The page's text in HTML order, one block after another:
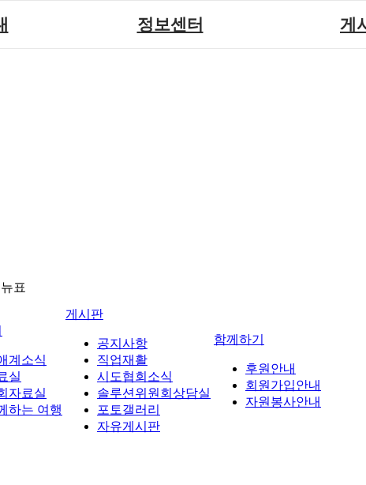
사업
정보센터 게
표
계소식
실
자료실
하는 여행
게시판
공지사항
직업재활
시도협회소식
솔루션위원회상담실
포토갤러리
자유게시판
함께하기
후원안내
회원가입안내
자원봉사안내